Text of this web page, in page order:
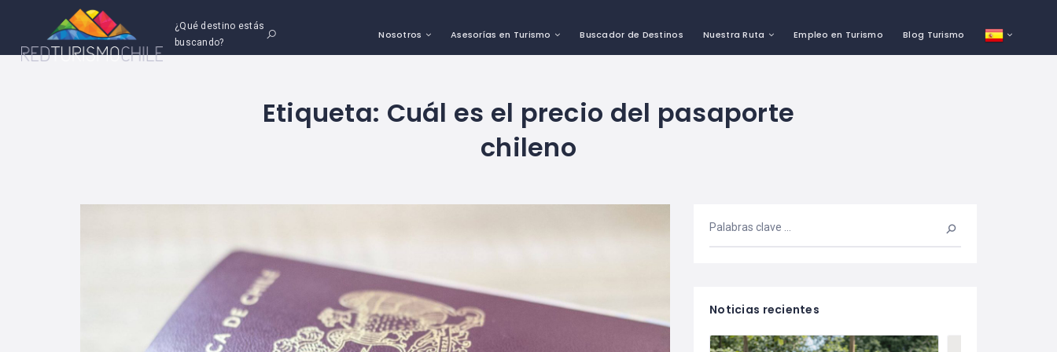
¿Qué destino estás
buscando?
Nosotros Asesorías en Turismo Buscador de Destinos Nuestra Ruta Empleo en Turismo Blog Turismo
Etiqueta: Cuál es el precio del pasaporte
chileno
Noticias recientes